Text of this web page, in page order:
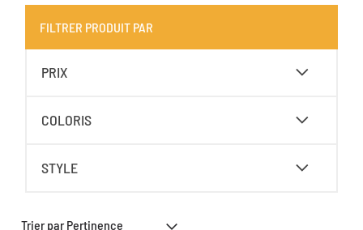
FILTRER PRODUIT PAR
PRIX
COLORIS
STYLE